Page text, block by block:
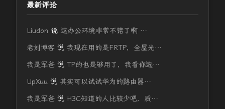
最新评论
Liudon 说 这办公环境非常不错了啊 …
老刘博客 说 我现在用的是FRTP，全屋光…
我是军爸 说 TP的也是够用了，我看你选…
UpXuu 说 其实可以试试华为的路由器…
我是军爸 说 H3C知道的人比较少吧，质…